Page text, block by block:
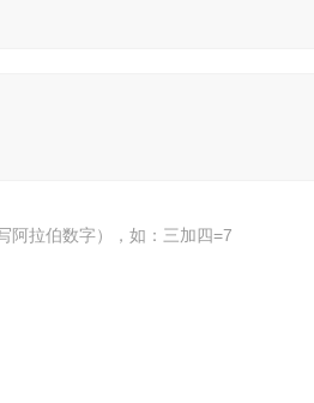
阿拉伯数字），如：三加四=7